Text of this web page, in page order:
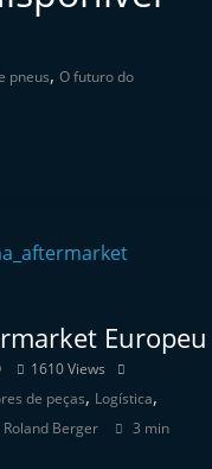
pneus, O futuro do
Europeu
1610 Views
de peças, Logística,
Roland Berger
3 min